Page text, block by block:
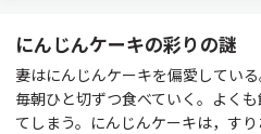
にんじんケーキの彩りの謎
妻はにんじんケーキを偏愛してい
毎朝ひと切ずつ食べていく。よく
てしまう。にんじんケーキは，す